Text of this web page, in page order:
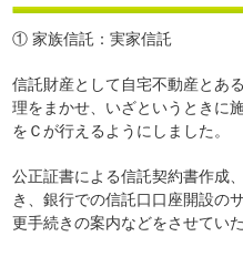
① 家族信託：実家信託
信託財産として自宅不動産とあ
理をまかせ、いざというときに
をＣが行えるようにしました。
公正証書による信託契約書作成
き、銀行での信託口口座開設の
更手続きの案内などをさせてい